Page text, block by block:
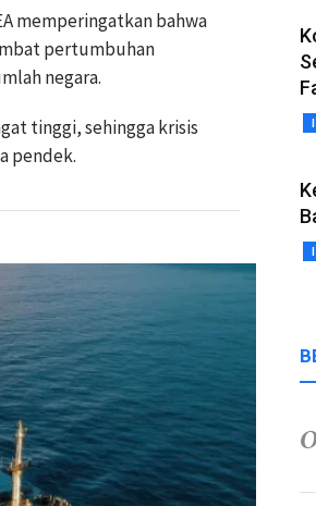
memperingatkan bahwa
pertumbuhan
negara.
tinggi, sehingga krisis
pendek.